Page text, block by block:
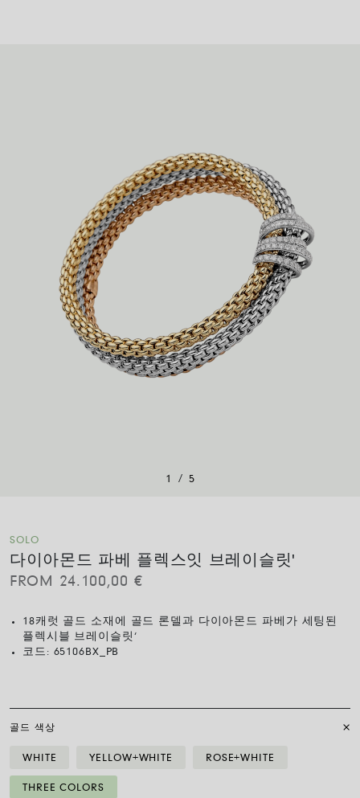
1 / 5
SOLO
다이아몬드 파베 플렉스잇 브레이슬릿'
FROM 24.100,00 €
18캐럿 골드 소재에 골드 론델과 다이아몬드 파베가 세팅된
플렉시블 브레이슬릿‘
코드: 65106BX_PB
골드 색상
WHITE YELLOW+WHITE ROSE+WHITE
THREE COLORS